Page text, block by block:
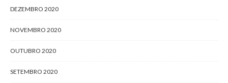
DEZEMBRO 2020
NOVEMBRO 2020
OUTUBRO 2020
SETEMBRO 2020